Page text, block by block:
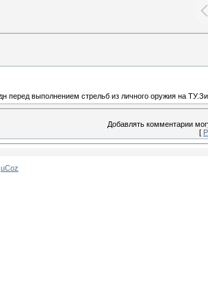
перед выполнением стрельб из личного оружия на
Добавлять комментарии
[
uCoz